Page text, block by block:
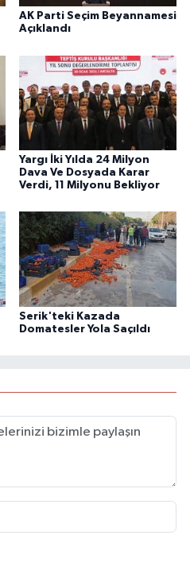
AK Parti Seçim Beyannamesi
Açıklandı
Yargı İki Yılda 24 Milyon
Dava Ve Dosyada Karar
Verdi, 11 Milyonu Bekliyor
Serik'teki Kazada
Domatesler Yola Saçıldı